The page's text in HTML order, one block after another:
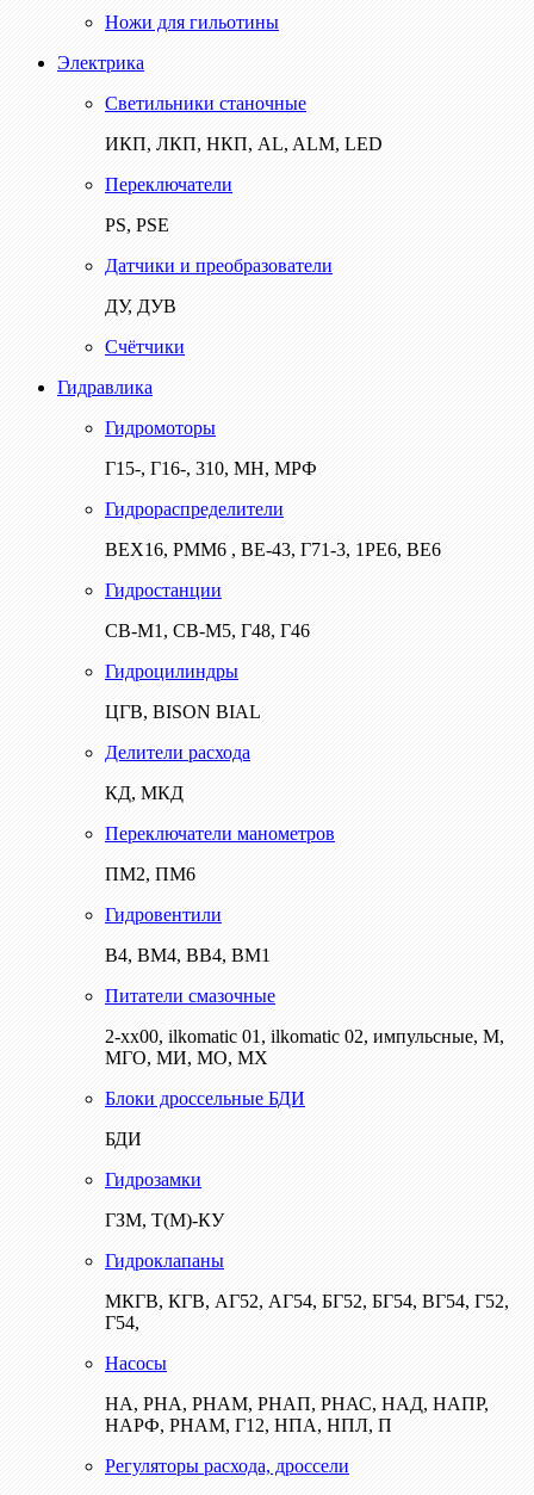
Ножи для гильотины
Электрика
Светильники станочные
ИКП, ЛКП, НКП, AL, ALM, LED
Переключатели
PS, PSE
Датчики и преобразователи
ДУ, ДУВ
Счётчики
Гидравлика
Гидромоторы
Г15-, Г16-, 310, МН, МРФ
Гидрораспределители
ВЕХ16, РММ6 , ВЕ-43, Г71-3, 1РЕ6, ВЕ6
Гидростанции
СВ-М1, СВ-М5, Г48, Г46
Гидроцилиндры
ЦГВ, BISON BIAL
Делители расхода
КД, МКД
Переключатели манометров
ПМ2, ПМ6
Гидровентили
В4, ВМ4, ВВ4, ВМ1
Питатели смазочные
2-хх00, ilkomatic 01, ilkomatic 02, импульсные, М,
МГО, МИ, МО, МХ
Блоки дроссельные БДИ
БДИ
Гидрозамки
ГЗМ, Т(М)-КУ
Гидроклапаны
МКГВ, КГВ, АГ52, АГ54, БГ52, БГ54, ВГ54, Г52,
Г54,
Насосы
НА, РНА, РНАМ, РНАП, РНАС, НАД, НАПР,
НАРФ, РНАМ, Г12, НПА, НПЛ, П
Регуляторы расхода, дроссели